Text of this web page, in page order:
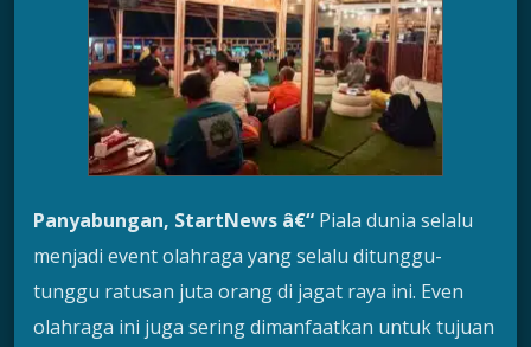
Panyabungan, StartNews â€“ Piala dunia selalu
menjadi event olahraga yang selalu ditunggu-
tunggu ratusan juta orang di jagat raya ini. Even
olahraga ini juga sering dimanfaatkan untuk tujuan